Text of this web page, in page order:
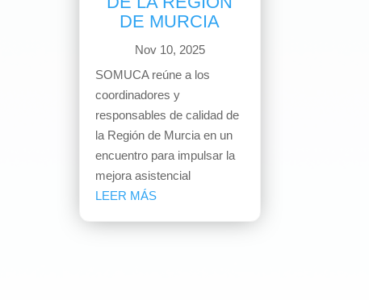
DE MURCIA
Nov 10, 2025
SOMUCA reúne a los
coordinadores y
responsables de calidad de
la Región de Murcia en un
encuentro para impulsar la
mejora asistencial
LEER MÁS